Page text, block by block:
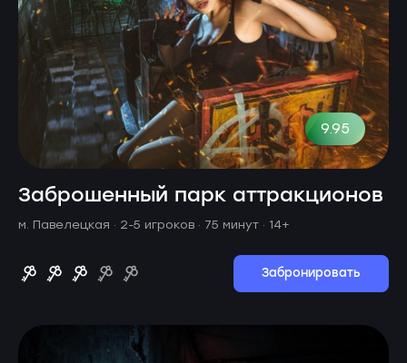
9.95
Заброшенный парк аттракционов
м. Павелецкая · 2-5 игроков · 75 минут · 14+
Забронировать